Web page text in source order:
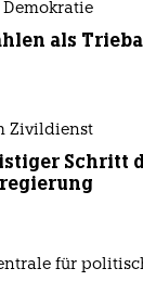
als
Zivildienst
Schritt
für